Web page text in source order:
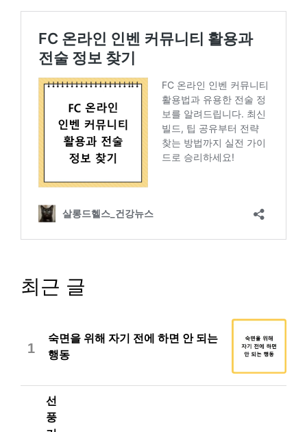
최근 글
1
숙면을 위해 자기 전에 하면 안 되는
행동
선
풍